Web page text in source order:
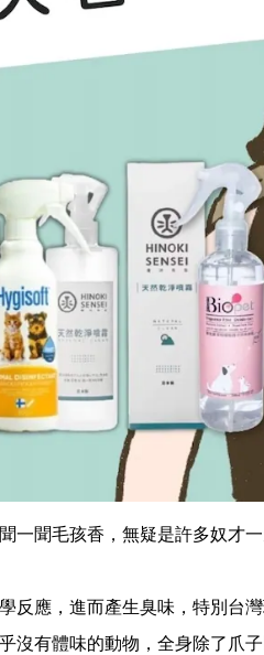
聞毛孩香，無疑是許多奴才
反應，進而產生臭味，特別 台
有體味的動物，全身除了爪